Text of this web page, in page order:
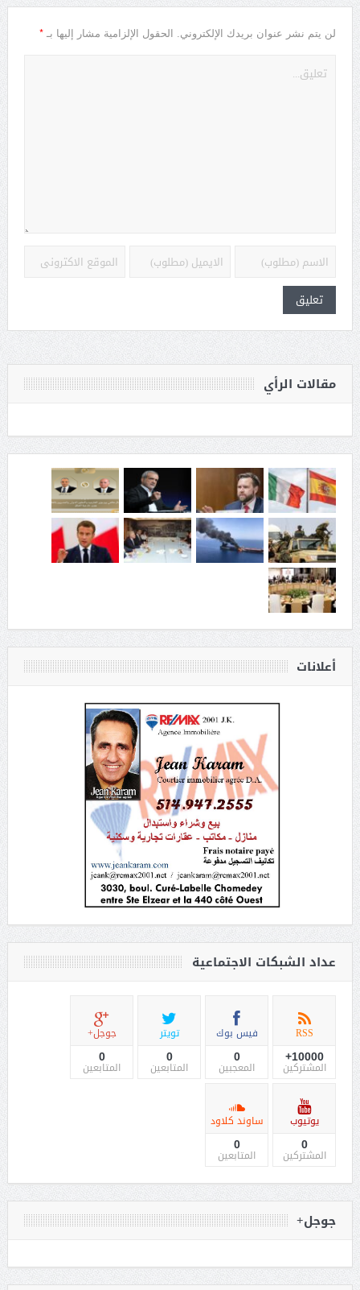
لن يتم نشر عنوان بريدك الإلكتروني. الحقول الإلزامية مشار إليها بـ *
مقالات الرأي
أعلانات
عداد الشبكات الاجتماعية
RSS
10000+
المشتركين
فيس بوك
0
المعجبين
تويتر
0
المتابعين
جوجل+
0
المتابعين
يوتيوب
0
المشتركين
ساوند كلاود
0
المتابعين
جوجل+